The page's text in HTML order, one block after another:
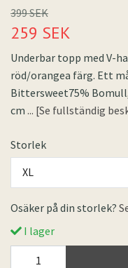
399 SEK
259 SEK
Underbar topp med V-
röd/orangea färg. Ett
Bittersweet75%
cm ... [Se fullständig
Storlek
XL
Osäker på din storlek?
I lager